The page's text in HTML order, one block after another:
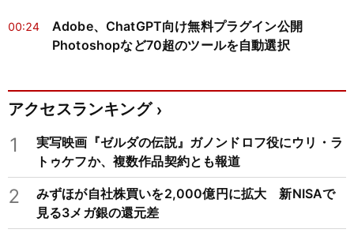
00:24
Adobe、ChatGPT向け無料プラグイン公開
Photoshopなど70超のツールを自動選択
アクセスランキング
1
実写映画『ゼルダの伝説』ガノンドロフ役にウリ・ラ
トゥケフか、複数作品契約とも報道
2
みずほが自社株買いを2,000億円に拡大 新NISAで
見る3メガ銀の還元差